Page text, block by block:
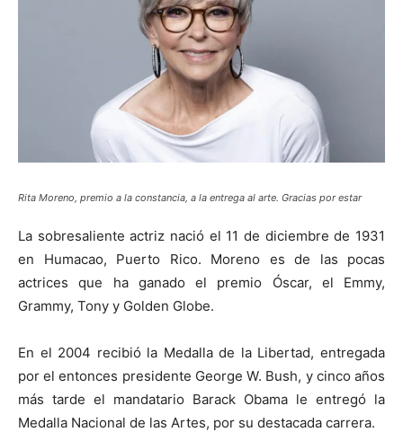
Rita Moreno, premio a la constancia, a la entrega al arte. Gracias por estar
La sobresaliente actriz nació el 11 de diciembre de 1931
en Humacao, Puerto Rico. Moreno es de las pocas
actrices que ha ganado el premio Óscar, el Emmy,
Grammy, Tony y Golden Globe.
En el 2004 recibió la Medalla de la Libertad, entregada
por el entonces presidente George W. Bush, y cinco años
más tarde el mandatario Barack Obama le entregó la
Medalla Nacional de las Artes, por su destacada carrera.